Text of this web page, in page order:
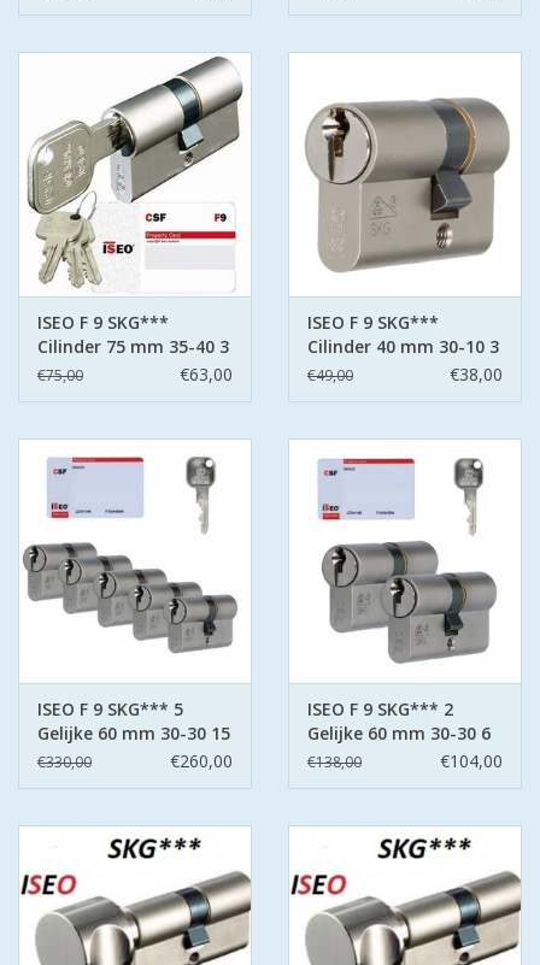
ISEO F 9 SKG***
Cilinder 75 mm 35-40 3
sleutels
€75,00 €63,00
ISEO F 9 SKG***
Cilinder 40 mm 30-10 3
sleutels
€49,00 €38,00
ISEO F 9 SKG*** 5
Gelijke 60 mm 30-30 15
sleutels
€330,00 €260,00
ISEO F 9 SKG*** 2
Gelijke 60 mm 30-30 6
sleutels
€138,00 €104,00